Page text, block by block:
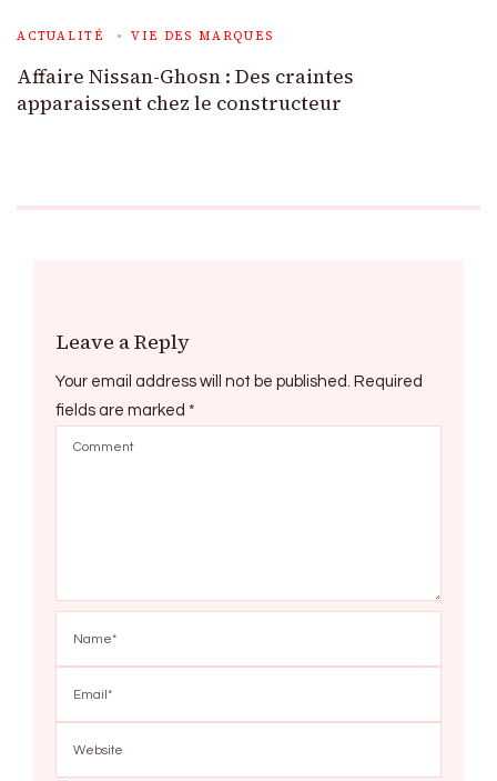
ACTUALITÉ VIE DES MARQUES
Affaire Nissan-Ghosn : Des craintes
apparaissent chez le constructeur
Leave a Reply
Your email address will not be published.
Required
fields are marked *